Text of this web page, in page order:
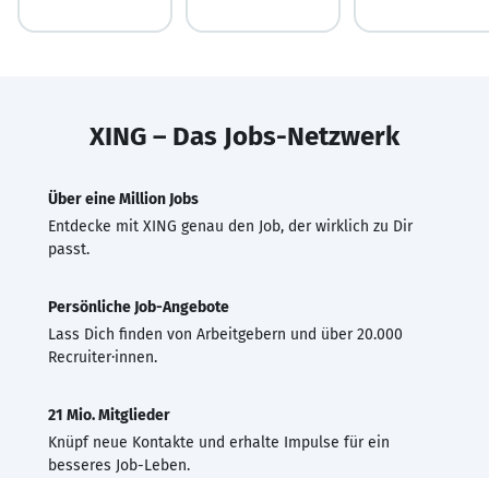
XING – Das Jobs-Netzwerk
Über eine Million Jobs
Entdecke mit XING genau den Job, der wirklich zu Dir
passt.
Persönliche Job-Angebote
Lass Dich finden von Arbeitgebern und über 20.000
Recruiter·innen.
21 Mio. Mitglieder
Knüpf neue Kontakte und erhalte Impulse für ein
besseres Job-Leben.